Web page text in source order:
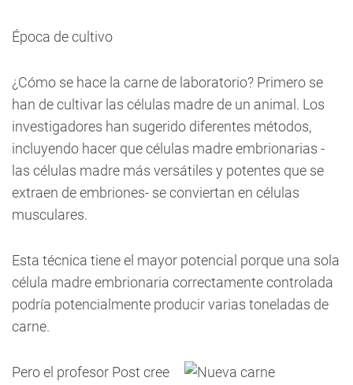
Época de cultivo
¿Cómo se hace la carne de laboratorio? Primero se
han de cultivar las células madre de un animal. Los
investigadores han sugerido diferentes métodos,
incluyendo hacer que células madre embrionarias -
las células madre más versátiles y potentes que se
extraen de embriones- se conviertan en células
musculares.
Esta técnica tiene el mayor potencial porque una sola
célula madre embrionaria correctamente controlada
podría potencialmente producir varias toneladas de
carne.
Pero el profesor Post cree